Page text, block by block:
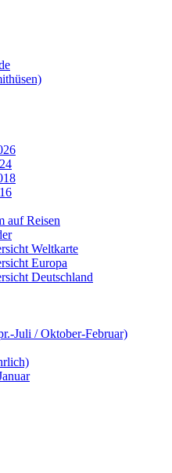
auf Reisen
Weltkarte
Europa
Deutschland
Juli / Oktober-Februar)